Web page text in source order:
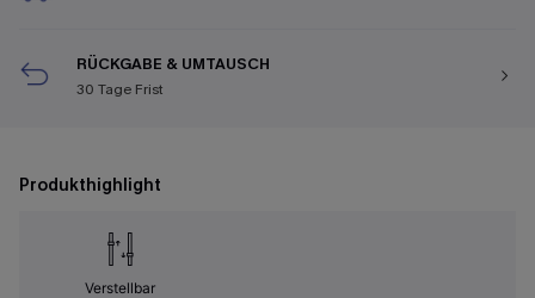
RÜCKGABE & UMTAUSCH
30 Tage Frist
Produkthighlight
Verstellbar